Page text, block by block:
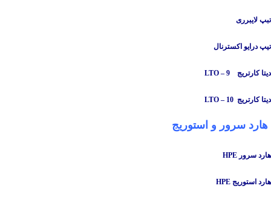
تبپ لایبرری
تیپ درایو اکسترنال
دیتا کارتریج LTO – 9
دیتا کارتریج LTO – 10
هارد سرور و استوریج
هارد سرور HPE
هارد استوریج HPE